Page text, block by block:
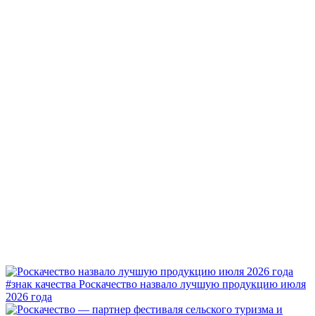
#знак качества Роскачество назвало лучшую продукцию июля
2026 года